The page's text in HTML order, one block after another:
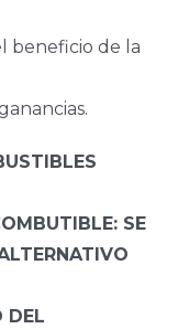
beneficio de la
SE
DEL